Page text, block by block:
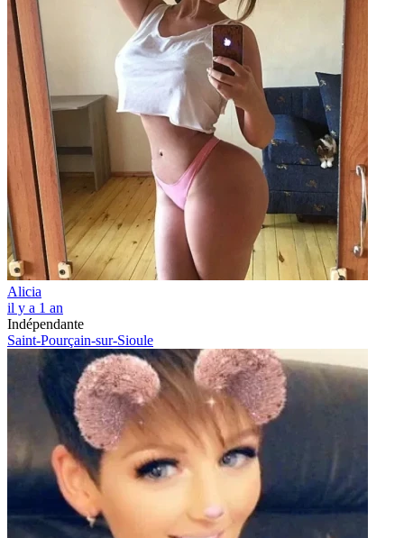
Alicia
il y a 1 an
Indépendante
Saint-Pourçain-sur-Sioule